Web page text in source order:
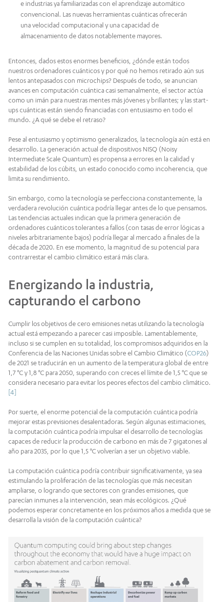
e industrias ya familiarizadas con el aprendizaje automático
convencional. Las nuevas herramientas cuánticas ofrecerán
una velocidad computacional y una capacidad de
almacenamiento de datos notablemente mayores.
Entonces, dados estos enormes beneficios, ¿dónde están todos
nuestros ordenadores cuánticos y por qué no hemos retirado aún sus
lentos antepasados con microchips? Después de todo, se anuncian
avances en computación cuántica casi semanalmente, el sector actúa
como un imán para nuestras mentes más jóvenes y brillantes; y las start-
ups cuánticas están siendo financiadas con entusiasmo en todo el
mundo. ¿A qué se debe el retraso?
Pese al entusiasmo y optimismo generalizados, la tecnología aún está en
desarrollo. La generación actual de dispositivos NISQ (Noisy
Intermediate Scale Quantum) es propensa a errores en la calidad y
estabilidad de los cúbits, un estado conocido como incoherencia, que
limita su rendimiento.
Sin embargo, como la tecnología se perfecciona constantemente, la
verdadera revolución cuántica podría llegar antes de lo que pensamos.
Las tendencias actuales indican que la primera generación de
ordenadores cuánticos tolerantes a fallos (con tasas de error lógicas a
niveles arbitrariamente bajos) podría llegar al mercado a finales de la
década de 2020. En ese momento, la magnitud de su potencial para
contrarrestar el cambio climático estará más clara.
Energizando la industria,
capturando el carbono
Cumplir los objetivos de cero emisiones netas utilizando la tecnología
actual está empezando a parecer casi imposible. Lamentablemente,
incluso si se cumplen en su totalidad, los compromisos adquiridos en la
Conferencia de las Naciones Unidas sobre el Cambio Climático (COP26)
de 2021 se traducirán en un aumento de la temperatura global de entre
1,7 °C y 1,8 °C para 2050, superando con creces el límite de 1,5 °C que se
considera necesario para evitar los peores efectos del cambio climático.
[4]
Por suerte, el enorme potencial de la computación cuántica podría
mejorar estas previsiones desalentadoras. Según algunas estimaciones,
la computación cuántica podría impulsar el desarrollo de tecnologías
capaces de reducir la producción de carbono en más de 7 gigatones al
año para 2035, por lo que 1,5 °C volverían a ser un objetivo viable.
La computación cuántica podría contribuir significativamente, ya sea
estimulando la proliferación de las tecnologías que más necesitan
ampliarse, o logrando que sectores con grandes emisiones, que
parecían inmunes a la intervención, sean más ecológicos. ¿Qué
podemos esperar concretamente en los próximos años a medida que se
desarrolla la visión de la computación cuántica?